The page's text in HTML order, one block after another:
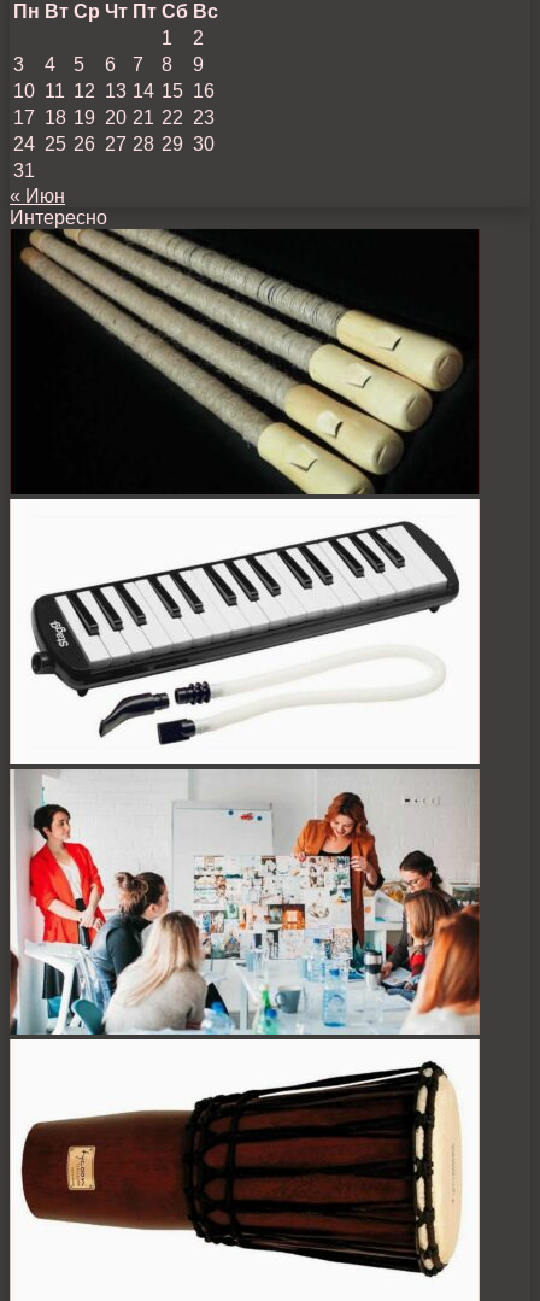
Пн Вт Ср Чт Пт Сб Вс
1
2
3
4 5 6 7 8
9
10 11 12 13 14 15 16
17 18 19 20 21 22 23
24 25 26 27 28 29 30
31
« Июн
Интересно